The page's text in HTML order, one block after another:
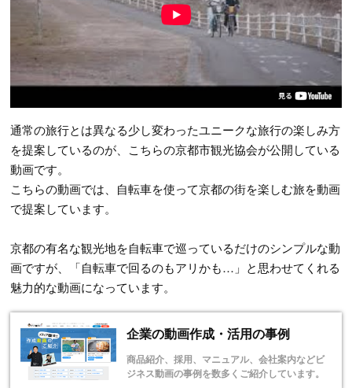
通常の旅行とは異なる少し変わったユニークな旅行の楽しみ方
を提案しているのが、こちらの京都市観光協会が公開している
動画です。
こちらの動画では、自転車を使って京都の街を楽しむ旅を動画
で提案しています。
京都の有名な観光地を自転車で巡っているだけのシンプルな動
画ですが、「自転車で回るのもアリかも…」と思わせてくれる
魅力的な動画になっています。
企業の動画作成・活用の事例
商品紹介、採用、マニュアル、会社案内などビ
ジネス動画の事例を数多くご紹介しています。